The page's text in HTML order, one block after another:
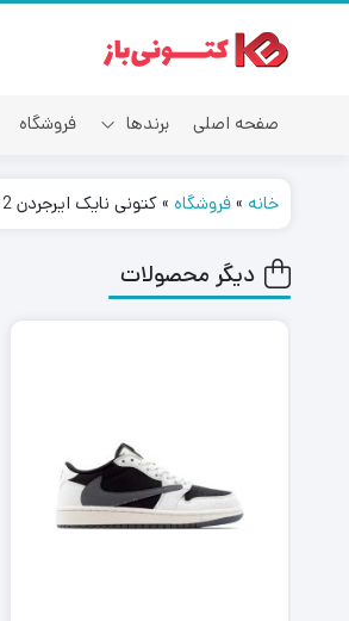
صفحه اصلی برندها فروشگاه
خانه »فروشگاه»کتونی نایک ایرجردن 12 سفید طلایی Nike Air Jordan 12 OVO White
دیگر محصولات